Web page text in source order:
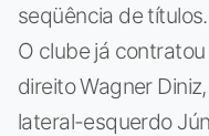
seqüência de títulos.
O clube já
direito Wagner
lateral-esquerdo